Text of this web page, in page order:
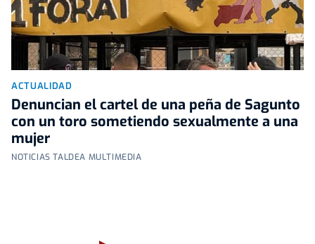
ACTUALIDAD
Denuncian el cartel de una peña de Sagunto
con un toro sometiendo sexualmente a una
mujer
NOTICIAS TALDEA MULTIMEDIA